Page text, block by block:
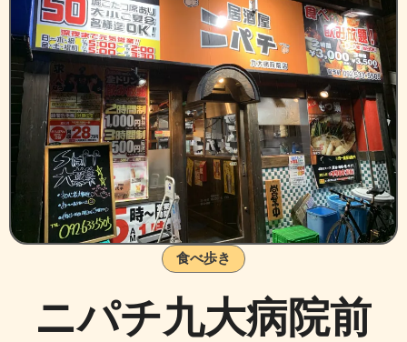
食べ歩き
ニパチ九大病院前